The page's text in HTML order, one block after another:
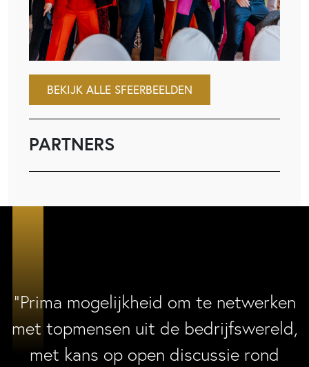
BEKIJK ALLE SFEERBEELDEN
PARTNERS
“Prima mogelijkheid om te netwerken
met topmensen uit de bedrijfswereld,
met kans op open discussie rond